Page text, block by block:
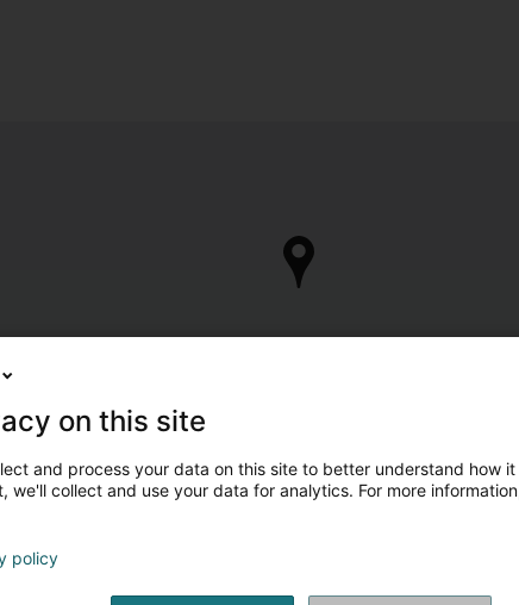
on this site
and process your data on this site to better understand how
we'll collect and use your data for analytics. For more
policy